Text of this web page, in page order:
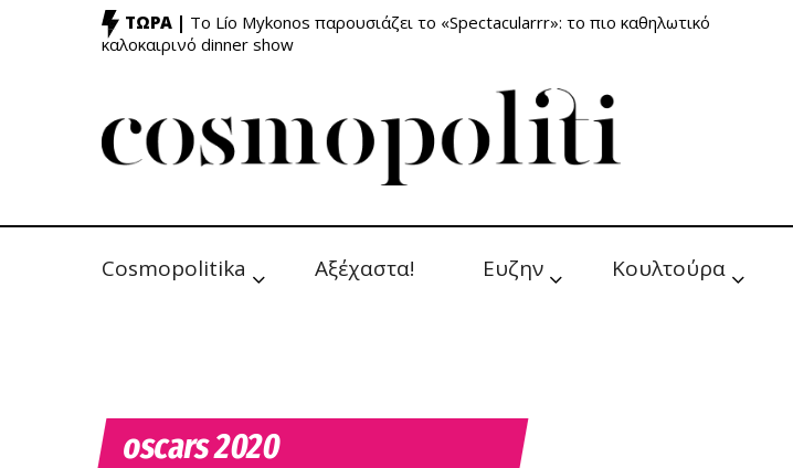
ΤΩΡΑ | Το Lío Mykonos παρουσιάζει το «Spectacularrr»: το πιο καθηλωτικό
καλοκαιρινό dinner show
Cosmopolitika Αξέχαστα! Ευζην Κουλτούρα
oscars 2020